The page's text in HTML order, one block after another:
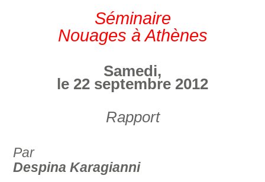
Séminaire
Nouages à Athènes
Samedi,
le 22 septembre 2012
Rapport
Par
Despina Karagianni